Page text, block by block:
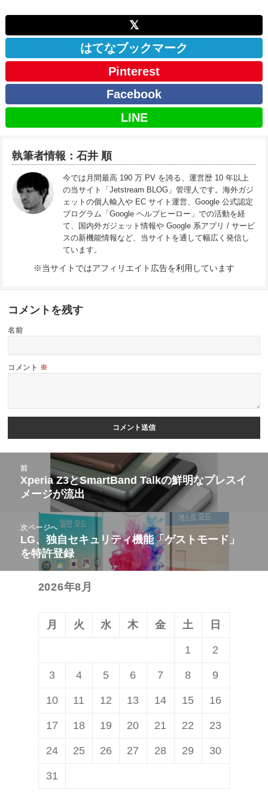
𝕏
はてなブックマーク
Pinterest
Facebook
LINE
執筆者情報：石井 順
今では月間最高 190 万 PV を誇る、運営歴 10 年以上
の当サイト「Jetstream BLOG」管理人です。海外ガジ
ェットの個人輸入や EC サイト運営、Google 公式認定
プログラム「Google ヘルプヒーロー」での活動を経
て、国内外ガジェット情報や Google 系アプリ / サービ
スの新機能情報など、当サイトを通して幅広く発信し
ています。
※当サイトではアフィリエイト広告を利用しています
コメントを残す
名前
コメント ※
前
前
の
稿:
Xperia Z3とSmartBand Talkの鮮明なプレスイ
メージが流出
次ページへ
次
の
投
LG、独自セキュリティ機能「ゲストモード」
を特許登録
2026年8月
月 火 水 木 金 土 日
1 2
3 4 5 6 7 8 9
10 11 12 13 14 15 16
17 18 19 20 21 22 23
24 25 26 27 28 29 30
31